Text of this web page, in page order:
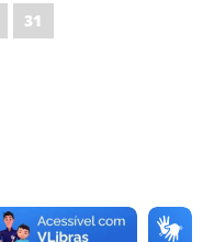
31